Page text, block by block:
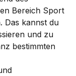
Bereich Sport
Das kannst du
und zu
bestimmten